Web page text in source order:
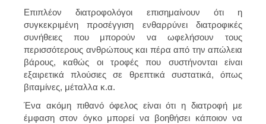
Επιπλέον διατροφολόγοι επισημαίνουν ότι η
συγκεκριμένη προσέγγιση ενθαρρύνει διατροφικές
συνήθειες που μπορούν να ωφελήσουν τους
περισσότερους ανθρώπους και πέρα από την απώλεια
βάρους, καθώς οι τροφές που συστήνονται είναι
εξαιρετικά πλούσιες σε θρεπτικά συστατικά, όπως
βιταμίνες, μέταλλα κ.α.
Ένα ακόμη πιθανό όφελος είναι ότι η διατροφή με
έμφαση στον όγκο μπορεί να βοηθήσει κάποιον να